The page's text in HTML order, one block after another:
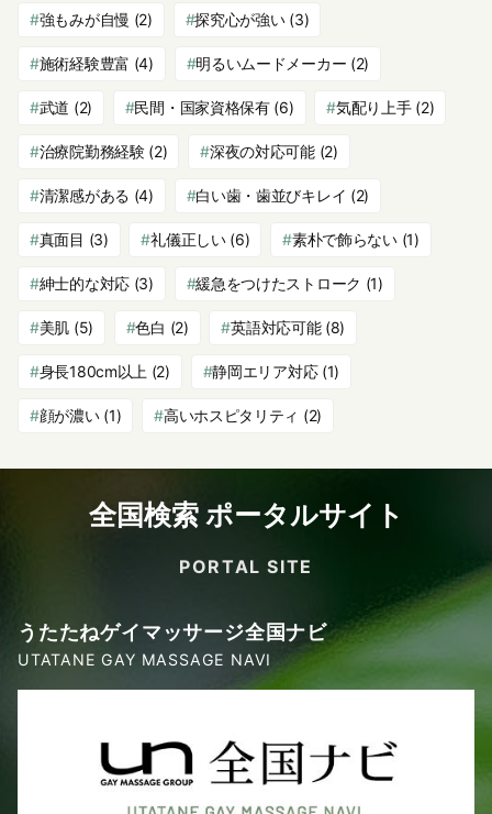
強もみが自慢 (2) 探究心が強い(3)
施術経験豊富 (4) 明るいムードメーカー (2)
武道 (2) 民間・国家資格保有(6) 気配り上手(2)
治療院勤務経験(2) 深夜の対応可能(2)
清潔感がある (4) 白い歯・歯並びキレイ (2)
真面目 (3) 礼儀正しい(6) 素朴で飾らない(1)
紳士的な対応(3) 緩急をつけたストローク (1)
美肌 (5) 色白 (2) 英語対応可能(8)
身長180cm以上 (2) 静岡エリア対応(1)
顔が濃い(1) 高いホスピタリティ (2)
全国検索 ポータルサイト
PORTAL SITE
うたたねゲイマッサージ全国ナビ
UTATANE GAY MASSAGE NAVI